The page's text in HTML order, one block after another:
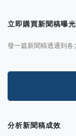
立即購買新聞稿曝光
發一篇新聞稿透通到各
分析新聞稿成效